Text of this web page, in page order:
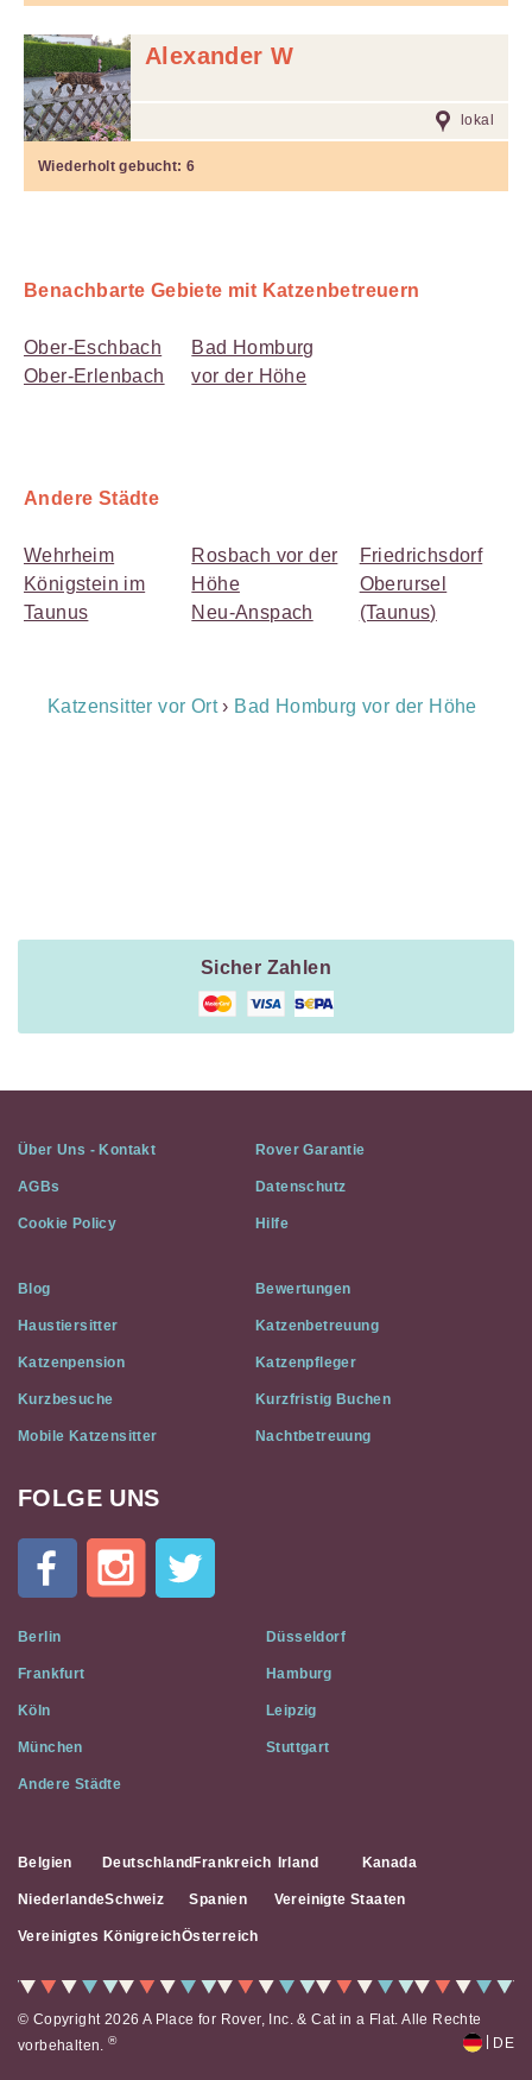
Alexander W
lokal
Wiederholt gebucht:6
Benachbarte Gebiete mit Katzenbetreuern
Ober-Eschbach
Ober-Erlenbach
Bad Homburg
vor der Höhe
Andere Städte
Wehrheim
Königstein im
Taunus
Rosbach vor der
Höhe
Neu-Anspach
Friedrichsdorf
Oberursel
(Taunus)
Breadcrumb
Katzensitter vor Ort› Bad Homburg vor der Höhe
Sicher Zahlen
Über Uns - Kontakt Rover Garantie
AGBs Datenschutz
Cookie Policy Hilfe
Blog Bewertungen
Haustiersitter Katzenbetreuung
Katzenpension Katzenpfleger
Kurzbesuche Kurzfristig Buchen
Mobile Katzensitter Nachtbetreuung
Cat
Flat
Social
Media
FOLGE UNS
Berlin Düsseldorf
Frankfurt Hamburg
Köln Leipzig
München Stuttgart
Andere Städte
Belgien Deutschland Frankreich Irland Kanada
NiederlandeSchweiz Spanien Vereinigte Staaten
Vereinigtes KönigreichÖsterreich
© Copyright 2026 A Place for Rover, Inc. & Cat in a Flat. Alle Rechte
vorbehalten.® DE